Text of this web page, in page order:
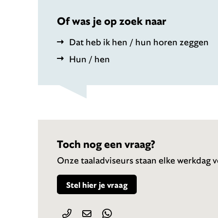
Of was je op zoek naar
Dat heb ik hen / hun horen zeggen
Hun / hen
Toch nog een vraag?
Onze taaladviseurs staan elke werkdag
Stel hier je vraag